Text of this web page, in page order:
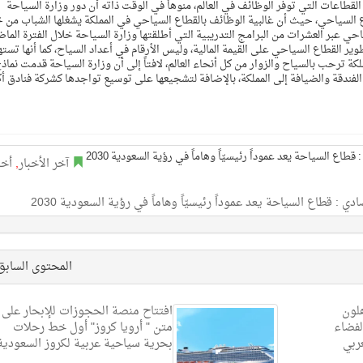
التي توفر الوظائف في العالم، منوهاً في الوقت ذاته أن دور وزارة السياحة
حيث أن غالبية الوظائف بالقطاع السياحي في المملكة يشغلها الشباب من
عبر العشرات من البرامج التدريبية التي أطلقتها وزارة السياحة خلال الفترة
القطاع السياحي على القيمة المالية، وليس الأرقام في أعداد السياح، كما أنها
ترحب بالسياح والزوار من كل أنحاء العالم، لافتاً إلى أن وزارة السياحة قدمت
والضيافة إلى المملكة، بالإضافة لتشجيعها على توسيع تواجدها كشركة فنادق
آخر الأخبار,
قطاع السياحة يعد عموداً رئيسيّاً وهاماً في رؤية السعودية 2030
المحتوى
افتتاح منصة الحجوزات للإبحار على
متن " أرويا كروز" أول خط رحلات
بحرية سياحية عربية لكروز